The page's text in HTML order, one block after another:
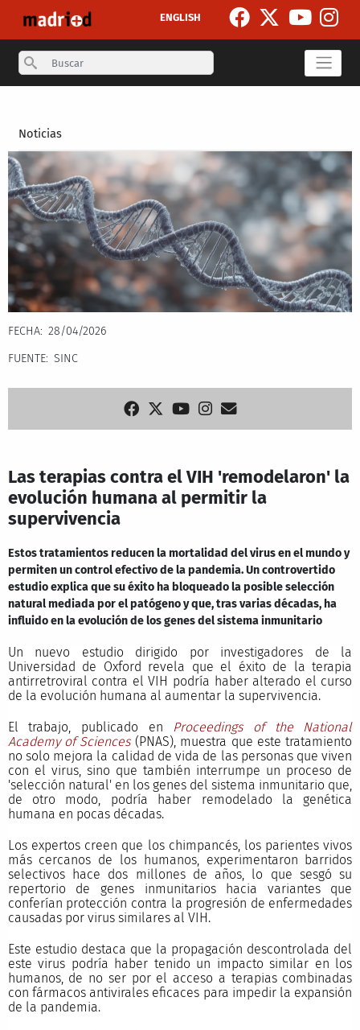
ENGLISH
Search
Noticias
FECHA
28/04/2026
FUENTE
SINC
Las terapias contra el VIH 'remodelaron' la
evolución humana al permitir la
supervivencia
Estos tratamientos reducen la mortalidad del virus en el mundo y
permiten un control efectivo de la pandemia. Un controvertido
estudio explica que su éxito ha bloqueado la posible selección
natural mediada por el patógeno y que, tras varias décadas, ha
influido en la evolución de los genes del sistema inmunitario
Un nuevo estudio dirigido por investigadores de la
Universidad de Oxford revela que el éxito de la terapia
antirretroviral contra el VIH podría haber alterado el curso
de la evolución humana al aumentar la supervivencia.
El trabajo, publicado en Proceedings of the National
Academy of Sciences(PNAS), muestra que este tratamiento
no solo mejora la calidad de vida de las personas que viven
con el virus, sino que también interrumpe un proceso de
'selección natural' en los genes del sistema inmunitario que,
de otro modo, podría haber remodelado la genética
humana en pocas décadas.
Los expertos creen que los chimpancés, los parientes vivos
más cercanos de los humanos, experimentaron barridos
selectivos hace dos millones de años, lo que sesgó su
repertorio de genes inmunitarios hacia variantes que
conferían protección contra la progresión de enfermedades
causadas por virus similares al VIH.
Este estudio destaca que la propagación descontrolada del
este virus podría haber tenido un impacto similar en los
humanos, de no ser por el acceso a terapias combinadas
con fármacos antivirales eficaces para impedir la expansión
de la pandemia.